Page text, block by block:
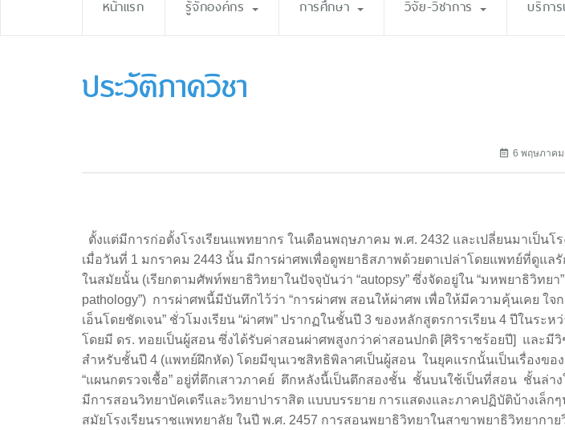
หน้าแรก รู้จักองค์กร การศึกษา วิจัย-วิชาการ บริกา
ประวัติภาควิชา
6 พฤษภาคม
ตั้งแต่มีการก่อตั้งโรงเรียนแพทยากร ในเดือนพฤษภาคม พ.ศ. 2432 และเปลี่ยนมาเป็นโ
เมื่อวันที่ 1 มกราคม 2443 นั้น มีการผ่าศพเพื่อดูพยาธิสภาพด้วยตาเปล่าโดยแพทย์ที่ดูแล
ในสมัยนั้น (เรียกตามศัพท์พยาธิวิทยาในปัจจุบันว่า “autopsy” ซึ่งจัดอยู่ใน “มหพยาธิวิทยา”
pathology”) การผ่าศพนี้มีบันทึกไว้ว่า “การผ่าศพ สอนให้ผ่าศพ เพื่อให้มีความคุ้นเคย ใจ
เอ็นโดยชัดเจน” ชั่วโมงเรียน “ผ่าศพ” ปรากฏในชั้นปี 3 ของหลักสูตรการเรียน 4 ปีในระห
โดยมี ดร. ทอยเป็นผู้สอน ซึ่งได้รับค่าสอนผ่าศพสูงกว่าค่าสอนปกติ [ศิริราชร้อยปี] และมีวิ
สำหรับชั้นปี 4 (แพทย์ฝึกหัด) โดยมีขุนเวชสิทธิพิลาศเป็นผู้สอน ในยุคแรกนั้นเป็นเรื่องขอ
“แผนกตรวจเชื้อ” อยู่ที่ตึกเสาวภาคย์ ตึกหลังนี้เป็นตึกสองชั้น ชั้นบนใช้เป็นที่สอน ชั้นล่า
มีการสอนวิทยาบัคเตรีและวิทยาปาราสิต แบบบรรยาย การแสดงและภาคปฏิบัติบ้างเล็ก
สมัยโรงเรียนราชแพทยาลัย ในปี พ.ศ. 2457 การสอนพยาธิวิทยาในสาขาพยาธิวิทยากา